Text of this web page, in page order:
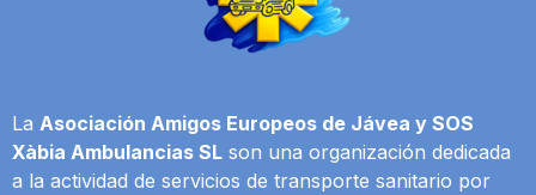
La Asociación Amigos Europeos de Jávea y SOS
Xàbia Ambulancias SL son una organización dedicada
a la actividad de servicios de transporte sanitario por